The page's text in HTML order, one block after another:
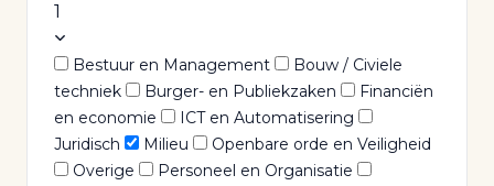
1
Bestuur en Management
Bouw / Civiele
techniek
Burger- en Publiekzaken
Financiën
en economie
ICT en Automatisering
Juridisch
Milieu
Openbare orde en Veiligheid
Overige
Personeel en Organisatie